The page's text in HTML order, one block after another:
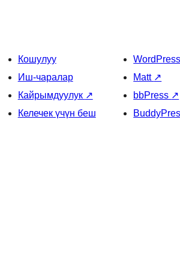
Кошулуу
Иш-чаралар
Кайрымдуулук ↗
Келечек үчүн беш
Matt ↗
bbPress ↗